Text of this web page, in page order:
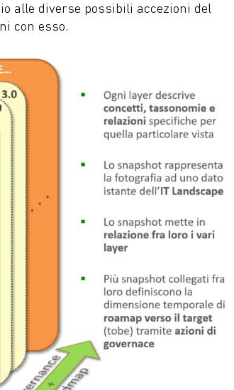
alle diverse possibili accezioni del
con esso.